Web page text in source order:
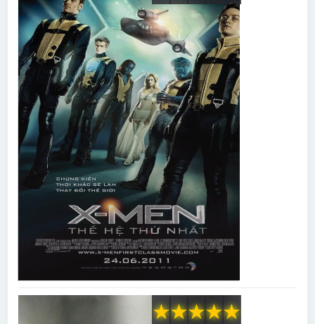
★
★
★
★
★